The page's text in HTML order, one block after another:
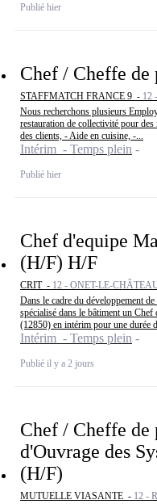
Publié hier
Chef / Cheffe de
STAFFMATCH FRANCE 9 - 12
Nous recherchons plusieurs
restauration de collectivité pour
des clients, - Aide en cuisine, -...
Intérim - Temps plein
Publié hier
Chef d'equipe
(H/F) H/F
CRIT - 12 - ONET-LE-
Dans le cadre du développement
spécialisé dans le bâtiment un
(12850) en intérim pour une durée
Intérim - Temps plein
Publié il y a 2 jours
Chef / Cheffe
d'Ouvrage des
(H/F)
MUTUELLE VIASANTE - 12 -